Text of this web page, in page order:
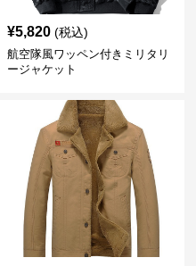
¥5,820 (税込)
航空隊風ワッペン付きミリタリ
ージャケット